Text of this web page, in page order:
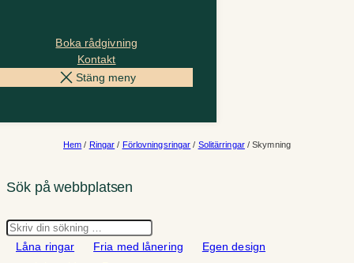
Boka rådgivning
Kontakt
Stäng meny
Hem / Ringar / Förlovningsringar / Solitärringar/ Skymning
Sök på webbplatsen
Sök
Låna ringar
Fria med lånering
Egen design